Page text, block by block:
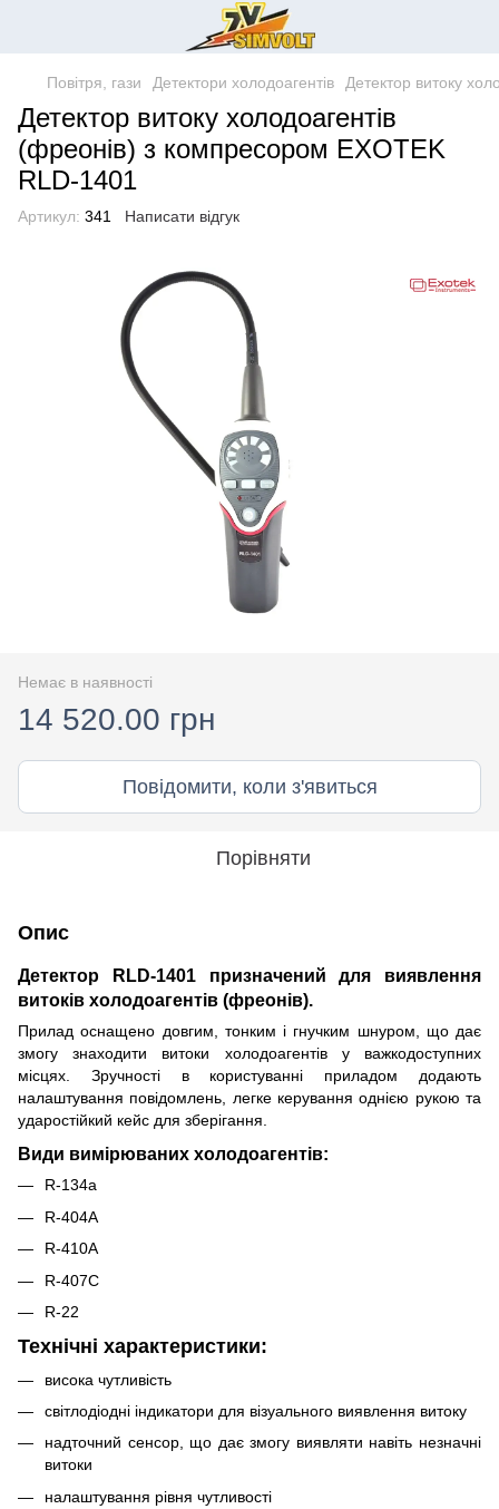
Повітря, гази Детектори холодоагентів Детектор витоку
Детектор витоку холодоагентів
(фреонів) з компресором EXOTEK
RLD-1401
Артикул: 341 Написати відгук
Немає в наявності
14 520.00 грн
Повідомити, коли з'явиться
Порівняти
Опис
Детектор RLD-1401 призначений для виявлення
витоків холодоагентів (фреонів).
Прилад оснащено довгим, тонким і гнучким шнуром, що дає
змогу знаходити витоки холодоагентів у важкодоступних
місцях. Зручності в користуванні приладом додають
налаштування повідомлень, легке керування однією рукою та
ударостійкий кейс для зберігання.
Види вимірюваних холодоагентів:
R-134a
R-404A
R-410A
R-407C
R-22
Технічні характеристики:
висока чутливість
світлодіодні індикатори для візуального виявлення витоку
надточний сенсор, що дає змогу виявляти навіть незначні
витоки
налаштування рівня чутливості